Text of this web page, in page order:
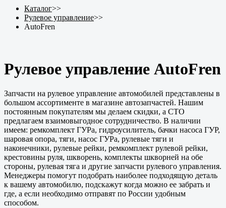
Каталог>>
Рулевое управление>>
AutoFren
Рулевое управление AutoFren
Запчасти на рулевое управление автомобилей представлены в
большом ассортименте в магазине автозапчастей. Нашим
постоянным покупателям мы делаем скидки, а СТО
предлагаем взаимовыгодное сотрудничество. В наличии
имеем: ремкомплект ГУРа, гидроусилитель, бачки насоса ГУР,
шаровая опора, тяги, насос ГУРа, рулевые тяги и
наконечники, рулевые рейки, ремкомплект рулевой рейки,
крестовины руля, шкворень, комплекты шкворней на обе
стороны, рулевая тяга и другие запчасти рулевого управления.
Менеджеры помогут подобрать наиболее подходящую деталь
к вашему автомобилю, подскажут когда можно ее забрать и
где, а если необходимо отправят по России удобным
способом.